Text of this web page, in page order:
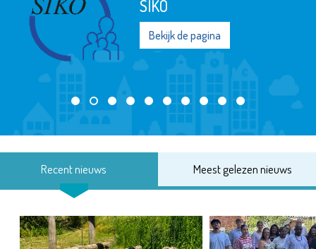
SIKO
Bekijk de pagina
Recent nieuws Meest gelezen nieuws